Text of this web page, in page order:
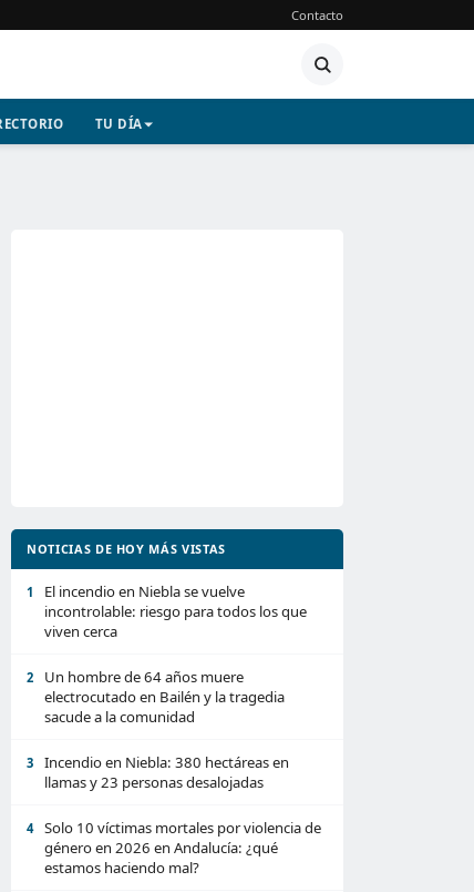
Contacto
TU DÍA
NOTICIAS DE HOY MÁS VISTAS
1
El incendio en Niebla se vuelve
incontrolable: riesgo para todos los que
viven cerca
2
Un hombre de 64 años muere
electrocutado en Bailén y la tragedia
sacude a la comunidad
3
Incendio en Niebla: 380 hectáreas en
llamas y 23 personas desalojadas
4
Solo 10 víctimas mortales por violencia de
género en 2026 en Andalucía: ¿qué
estamos haciendo mal?